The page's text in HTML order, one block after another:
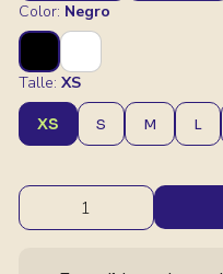
Color: Negro
Talle: XS
XS S M L